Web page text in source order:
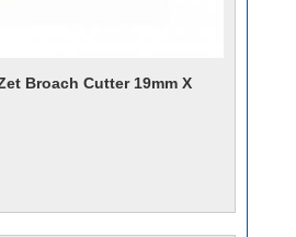
Broach Cutter 19mm X